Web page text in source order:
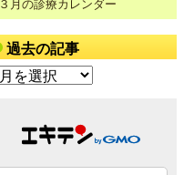
３月の診療カレンダー
過去の記事